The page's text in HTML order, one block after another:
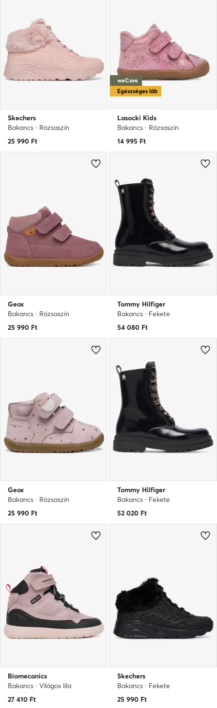
Skechers
Bakancs · Rózsaszín
25 990 Ft
weCare
Egészséges láb
Lasocki Kids
Bakancs · Rózsaszín
14 995 Ft
Geox
Bakancs · Rózsaszín
25 990 Ft
Tommy Hilfiger
Bakancs · Fekete
54 080 Ft
Geox
Bakancs · Rózsaszín
25 990 Ft
Tommy Hilfiger
Bakancs · Fekete
52 020 Ft
Biomecanics
Bakancs · Világos lila
27 410 Ft
Skechers
Bakancs · Fekete
25 990 Ft